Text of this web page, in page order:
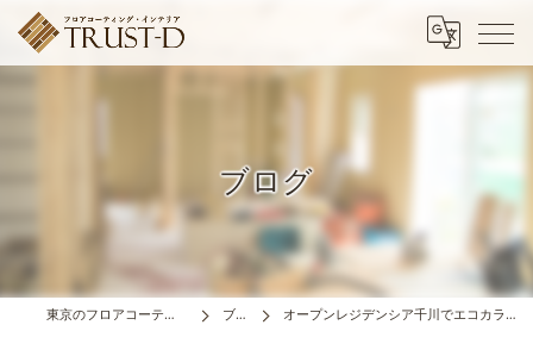
ブログ
東京のフロアコーティングはTRUST-D ブログ オープンレジデンシア千川でエコカラットを玄関に施工しました